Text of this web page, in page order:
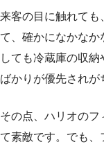
来客の目に触れても
て、確かになかなか
しても冷蔵庫の収
ばかりが優先されが
その点、ハリオの
て素敵です。でも